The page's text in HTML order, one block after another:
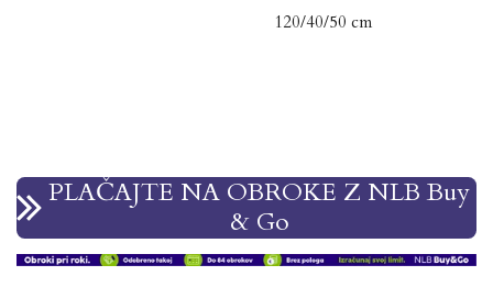
120/40/50 cm
PLAČAJTE NA OBROKE Z NLB Buy
& Go